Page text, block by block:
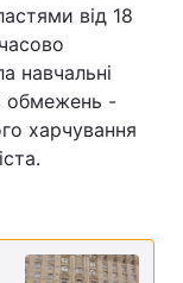
від 18
навчальні
обмежень -
харчування